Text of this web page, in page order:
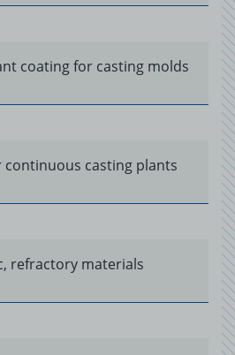
coating for casting molds
casting plants
refractory materials